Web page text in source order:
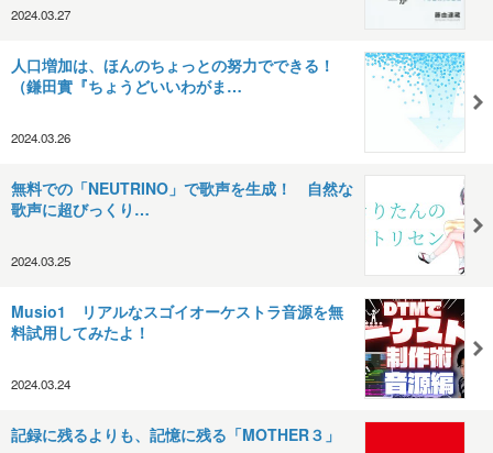
2024.03.27
人口増加は、ほんのちょっとの努力でできる！
（鎌田實『ちょうどいいわがま…
2024.03.26
無料での「​NEUTRINO​」で歌声を生成！ 自然な
歌声に超びっくり…
2024.03.25
Musio1 リアルなスゴイオーケストラ音源を無
料試用してみたよ！
2024.03.24
記録に残るよりも、記憶に残る「MOTHER３」